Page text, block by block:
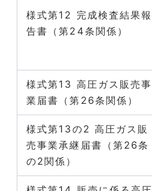
様式第12 完成検査結果報
告書（第24条関係）
様式第13 高圧ガス販売事
業届書（第26条関係）
様式第13の2 高圧ガス販
売事業承継届書（第26条
の2関係）